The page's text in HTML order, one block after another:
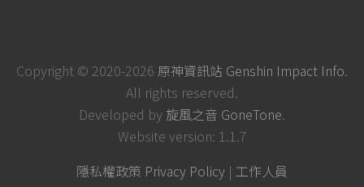
Copyright © 2020-2026 原神資訊站 Genshin Impact Info.
All rights reserved.
Developed by 旋風之音 GoneTone.
Website version: 1.1.7
隱私權政策 Privacy Policy | 工作人員